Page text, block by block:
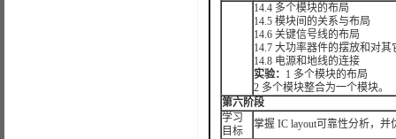
14.4 多个模块的布局
14.5 模块间的关系与布局
14.6 关键信号线的布局
14.7 大功率器件的摆放和对其
14.8 电源和地线的连接
实验： 1 多个模块的布局
2 多个模块整合为一个模块。
第六阶段
学习
目标
掌握 IC layout可靠性分析，并